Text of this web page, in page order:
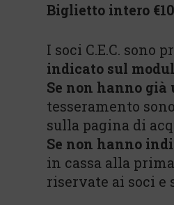
Biglietto intero
I soci C.E.C. sono
indicato sul
Se non hanno
tesseramento
sulla pagina di
Se non hanno
in cassa alla
riservate ai soci e